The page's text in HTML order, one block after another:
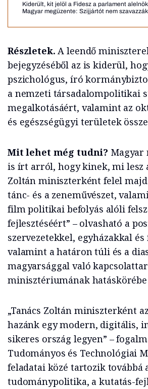
Kiderült, kit jelöl a Fidesz a parlament
Magyar megüzente: Szijjártót nem
Részletek. A leendő
bejegyzéséből az is kiderül,
pszichológus, író
a nemzeti társadalompolitikai
megalkotásáért, valamint az
és egészségügyi területek
Mit lehet még tudni? Magyar
is írt arról, hogy kinek, mi lesz
Zoltán miniszterként felel majd
tánc- és a zeneművészet,
film politikai befolyás alóli
fejlesztéséért” – olvasható a
szervezetekkel, egyházakkal
valamint a határon túli és a
magyarsággal való
minisztériumának
„Tanács Zoltán miniszterként
hazánk egy modern, digitális,
sikeres ország legyen” –
Tudományos és Technológiai
feladatai közé tartozik továbbá
tudománypolitika, a kutatás-